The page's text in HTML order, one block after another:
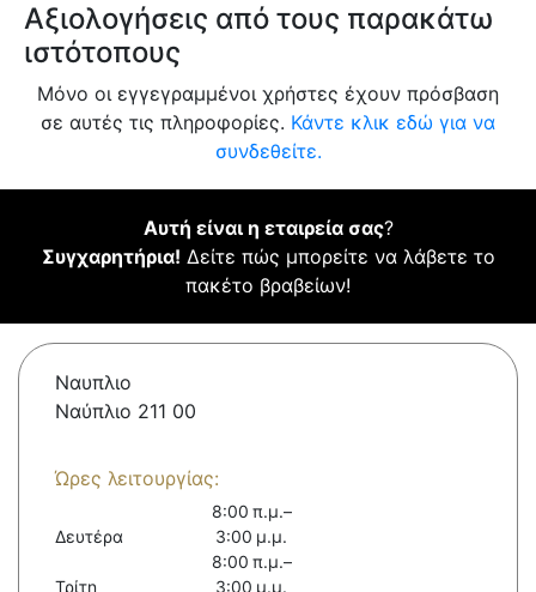
Αξιολογήσεις από τους παρακάτω
ιστότοπους
Μόνο οι εγγεγραμμένοι χρήστες έχουν πρόσβαση
σε αυτές τις πληροφορίες. Κάντε κλικ εδώ για να
συνδεθείτε.
Αυτή είναι η εταιρεία σας?
Συγχαρητήρια! Δείτε πώς μπορείτε να λάβετε το
πακέτο βραβείων!
Ναυπλιο
Ναύπλιο 211 00
Ώρες λειτουργίας:
Δευτέρα
8:00 π.μ.–
3:00 μ.μ.
Τρίτη
8:00 π.μ.–
3:00 μ.μ.